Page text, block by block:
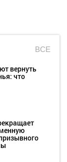
ВСЕ
вернуть
что